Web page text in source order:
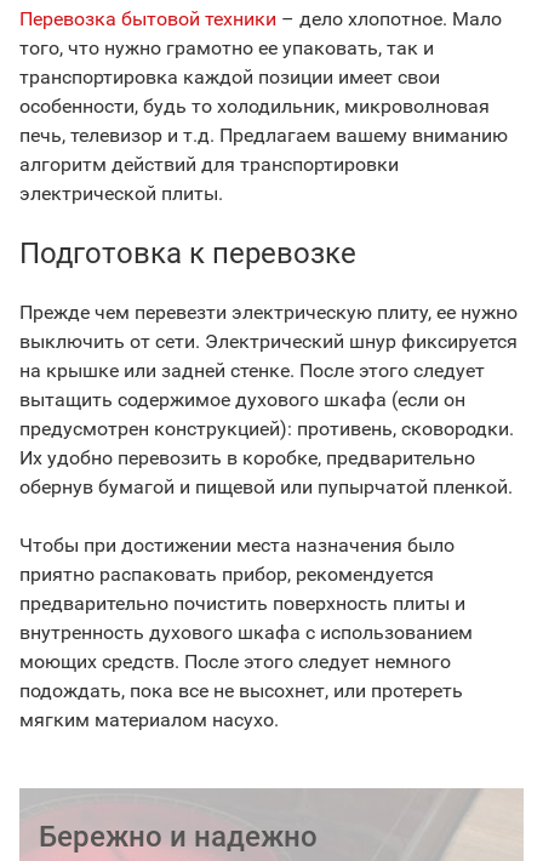
Перевозка бытовой техники – дело хлопотное. Мало
того, что нужно грамотно ее упаковать, так и
транспортировка каждой позиции имеет свои
особенности, будь то холодильник, микроволновая
печь, телевизор и т.д. Предлагаем вашему вниманию
алгоритм действий для транспортировки
электрической плиты.
Подготовка к перевозке
Прежде чем перевезти электрическую плиту, ее нужно
выключить от сети. Электрический шнур фиксируется
на крышке или задней стенке. После этого следует
вытащить содержимое духового шкафа (если он
предусмотрен конструкцией): противень, сковородки.
Их удобно перевозить в коробке, предварительно
обернув бумагой и пищевой или пупырчатой пленкой.
Чтобы при достижении места назначения было
приятно распаковать прибор, рекомендуется
предварительно почистить поверхность плиты и
внутренность духового шкафа с использованием
моющих средств. После этого следует немного
подождать, пока все не высохнет, или протереть
мягким материалом насухо.
Бережно и надежно